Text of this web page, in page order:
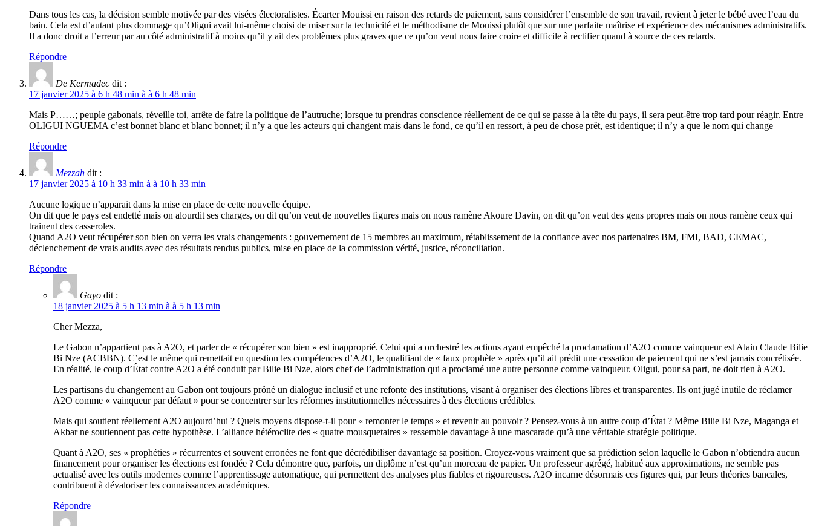
Dans tous les cas, la décision semble motivée par des visées électoralistes. Écarter Mouissi en raison des retards de paiement, sans considérer l’ensemble de son travail, revient à jeter le bébé avec l’eau du
bain. Cela est d’autant plus dommage qu’Oligui avait lui-même choisi de miser sur la technicité et le méthodisme de Mouissi plutôt que sur une parfaite maîtrise et expérience des mécanismes administratifs.
Il a donc droit a l’erreur par au côté administratif à moins qu’il y ait des problèmes plus graves que ce qu’on veut nous faire croire et difficile à rectifier quand à source de ces retards.
Répondre
De Kermadec dit :
17 janvier 2025 à 6 h 48 min à à 6 h 48 min
Mais P……; peuple gabonais, réveille toi, arrête de faire la politique de l’autruche; lorsque tu prendras conscience réellement de ce qui se passe à la tête du pays, il sera peut-être trop tard pour réagir. Entre
OLIGUI NGUEMA c’est bonnet blanc et blanc bonnet; il n’y a que les acteurs qui changent mais dans le fond, ce qu’il en ressort, à peu de chose prêt, est identique; il n’y a que le nom qui change
Répondre
Mezzah dit :
17 janvier 2025 à 10 h 33 min à à 10 h 33 min
Aucune logique n’apparait dans la mise en place de cette nouvelle équipe.
On dit que le pays est endetté mais on alourdit ses charges, on dit qu’on veut de nouvelles figures mais on nous ramène Akoure Davin, on dit qu’on veut des gens propres mais on nous ramène ceux qui
trainent des casseroles.
Quand A2O veut récupérer son bien on verra les vrais changements : gouvernement de 15 membres au maximum, rétablissement de la confiance avec nos partenaires BM, FMI, BAD, CEMAC,
déclenchement de vrais audits avec des résultats rendus publics, mise en place de la commission vérité, justice, réconciliation.
Répondre
Gayo dit :
18 janvier 2025 à 5 h 13 min à à 5 h 13 min
Cher Mezza,
Le Gabon n’appartient pas à A2O, et parler de « récupérer son bien » est inapproprié. Celui qui a orchestré les actions ayant empêché la proclamation d’A2O comme vainqueur est Alain Claude Bilie
Bi Nze (ACBBN). C’est le même qui remettait en question les compétences d’A2O, le qualifiant de « faux prophète » après qu’il ait prédit une cessation de paiement qui ne s’est jamais concrétisée.
En réalité, le coup d’État contre A2O a été conduit par Bilie Bi Nze, alors chef de l’administration qui a proclamé une autre personne comme vainqueur. Oligui, pour sa part, ne doit rien à A2O.
Les partisans du changement au Gabon ont toujours prôné un dialogue inclusif et une refonte des institutions, visant à organiser des élections libres et transparentes. Ils ont jugé inutile de réclamer
A2O comme « vainqueur par défaut » pour se concentrer sur les réformes institutionnelles nécessaires à des élections crédibles.
Mais qui soutient réellement A2O aujourd’hui ? Quels moyens dispose-t-il pour « remonter le temps » et revenir au pouvoir ? Pensez-vous à un autre coup d’État ? Même Bilie Bi Nze, Maganga et
Akbar ne soutiennent pas cette hypothèse. L’alliance hétéroclite des « quatre mousquetaires » ressemble davantage à une mascarade qu’à une véritable stratégie politique.
Quant à A2O, ses « prophéties » récurrentes et souvent erronées ne font que décrédibiliser davantage sa position. Croyez-vous vraiment que sa prédiction selon laquelle le Gabon n’obtiendra aucun
financement pour organiser les élections est fondée ? Cela démontre que, parfois, un diplôme n’est qu’un morceau de papier. Un professeur agrégé, habitué aux approximations, ne semble pas
actualisé avec les outils modernes comme l’apprentissage automatique, qui permettent des analyses plus fiables et rigoureuses. A2O incarne désormais ces figures qui, par leurs théories bancales,
contribuent à dévaloriser les connaissances académiques.
Répondre